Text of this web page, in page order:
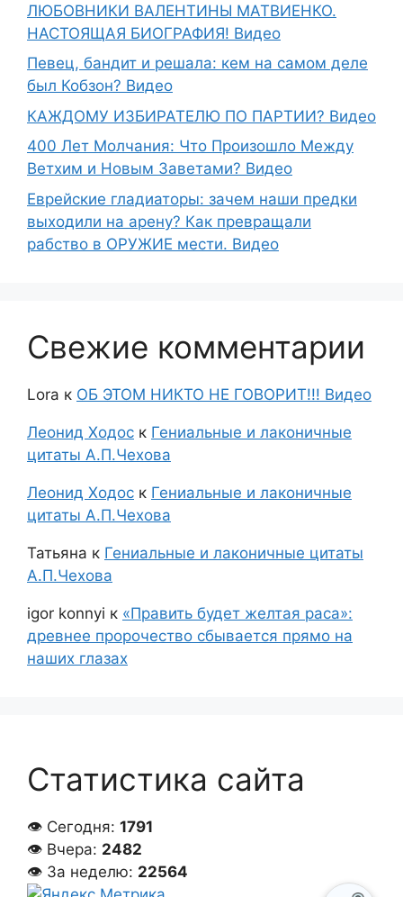
ЛЮБОВНИКИ ВАЛЕНТИНЫ МАТВИЕНКО.
НАСТОЯЩАЯ БИОГРАФИЯ! Видео
Певец, бандит и решала: кем на самом деле
был Кобзон? Видео
КАЖДОМУ ИЗБИРАТЕЛЮ ПО ПАРТИИ? Видео
400 Лет Молчания: Что Произошло Между
Ветхим и Новым Заветами? Видео
Еврейские гладиаторы: зачем наши предки
выходили на арену? Как превращали
рабство в ОРУЖИЕ мести. Видео
Свежие комментарии
Lora к ОБ ЭТОМ НИКТО НЕ ГОВОРИТ!!! Видео
Леонид Ходос к Гениальные и лаконичные
цитаты А.П.Чехова
Леонид Ходос к Гениальные и лаконичные
цитаты А.П.Чехова
Татьяна к Гениальные и лаконичные цитаты
А.П.Чехова
igor konnyi к «Править будет желтая раса»:
древнее пророчество сбывается прямо на
наших глазах
Статистика сайта
👁 Сегодня: 1791
👁 Вчера: 2482
👁 За неделю: 22564